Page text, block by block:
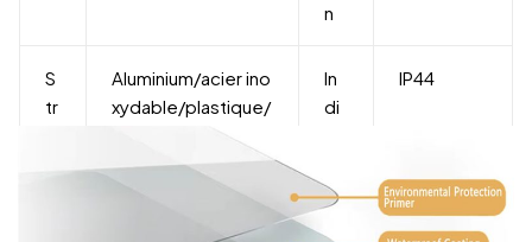
n
S
tr
Aluminium/acier ino
xydable/plastique/
In
di
m
IP44